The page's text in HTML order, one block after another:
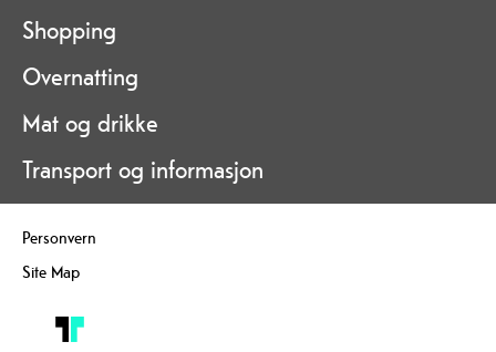
Shopping
Overnatting
Mat og drikke
Transport og informasjon
Personvern
Site Map